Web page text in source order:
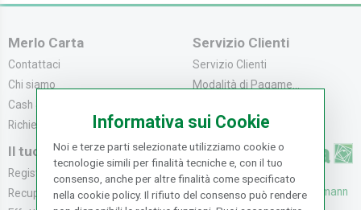
Merlo Carta
Contattaci
Chi siamo
Cash & Carry
Richiedi catalogo
Servizio Clienti
Servizio Clienti
Modalità di Pagame...
Resi e Recessi
Il tuo Account
Registrati
Recupera la Passwo...
UFFICI: V. Senna 44/46, Osmann
Informativa sui Cookie
Noi e terze parti selezionate utilizziamo cookie o
tecnologie simili per finalità tecniche e, con il tuo
consenso, anche per altre finalità come specificato
nella cookie policy. Il rifiuto del consenso può rendere